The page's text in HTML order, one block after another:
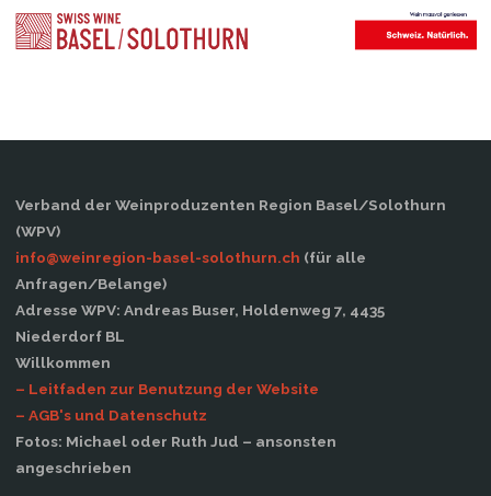
Verband der Weinproduzenten Region Basel/Solothurn
(WPV)
info@weinregion-basel-solothurn.ch (für alle
Anfragen/Belange)
Adresse WPV: Andreas Buser, Holdenweg 7, 4435
Niederdorf BL
Willkommen
– Leitfaden zur Benutzung der Website
– AGB's und Datenschutz
Fotos: Michael oder Ruth Jud – ansonsten
angeschrieben